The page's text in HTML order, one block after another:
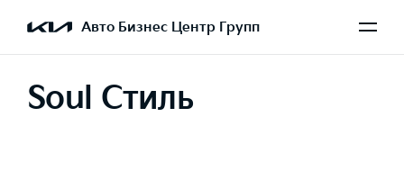
Авто Бизнес Центр Групп
Soul Стиль